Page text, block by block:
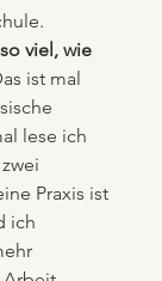
viel, wie
ist mal
lese ich
Praxis ist
ich